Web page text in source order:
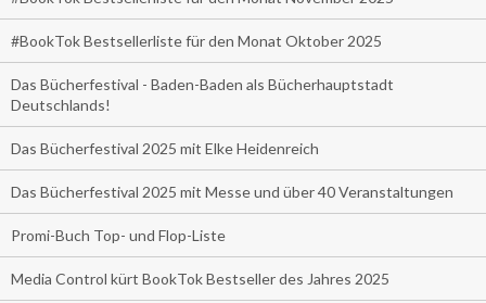
#BookTok Bestsellerliste für den Monat Oktober 2025
Das Bücherfestival - Baden-Baden als Bücherhauptstadt
Deutschlands!
Das Bücherfestival 2025 mit Elke Heidenreich
Das Bücherfestival 2025 mit Messe und über 40 Veranstaltungen
Promi-Buch Top- und Flop-Liste
Media Control kürt BookTok Bestseller des Jahres 2025